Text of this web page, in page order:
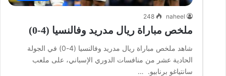
naheel
248
ملخص مباراة ريال مدريد وفالنسيا (4-0)
شاهد ملخص مباراة ريال مدريد وفالنسيا (4-0) في الجولة
الحادية عشر من منافسات الدوري الإسباني، على ملعب
سانتياغو برنابيو. …